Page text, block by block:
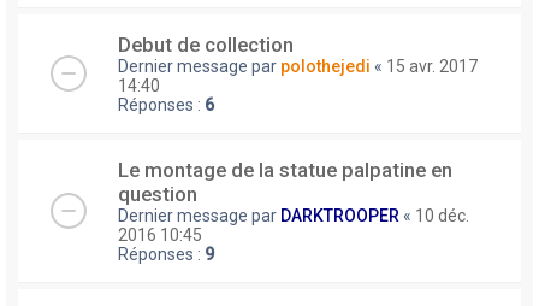
Debut de collection
Dernier message par polothejedi « 15 avr. 2017
14:40
Réponses : 6
Le montage de la statue palpatine en
question
Dernier message par DARKTROOPER « 10 déc.
2016 10:45
Réponses : 9